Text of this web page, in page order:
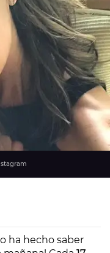
ha hecho saber